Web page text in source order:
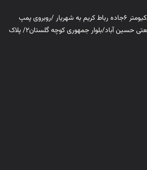
آدرس کارخانه:تهران/کیومتر 6جاده رباط کریم به شهریار /روبروی پمپ
بنزین دنا/شهرک صنعتی حسین آباد/بلوار جمهوری کوچه گلستان2/ پلاک